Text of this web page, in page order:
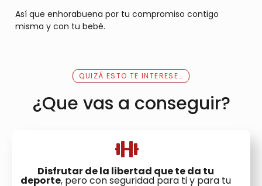
Así que enhorabuena por tu compromiso contigo
misma y con tu bebé.
QUIZÁ ESTO TE INTERESE…
¿Que vas a conseguir?
Disfrutar de la libertad que te da tu
deporte, pero con seguridad para ti y para tu